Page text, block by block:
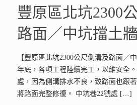
豐原區北坑2300
路面／中坑擋土
【豐原區北坑2300公尺側溝及路面／
年底，各項工程陸續完工，以維安全
處，因為側溝排水不良，致路面也跟
將路面完整修復。 中坑巷22號處 […]